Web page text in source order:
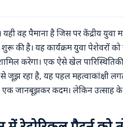
यही वह पैमाना है जिस पर केंद्रीय
शुरू की है। यह कार्यक्रम युवा पेशेवरों को
करेगा। एक ऐसे खेल
जूझ रहा है, यह पहल महत्वाकांक्षी
जानबूझकर कदम। लेकिन उत्साह के